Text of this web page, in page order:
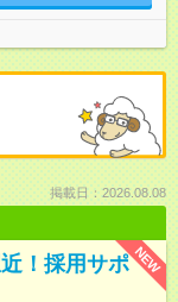
掲載日：2026.08.08
NEW
！採用サポ